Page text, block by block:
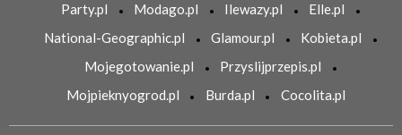
Party.pl
Modago.pl Ilewazy.pl
Elle.pl
National-Geographic.pl
Glamour.pl
Kobieta.pl
Mojegotowanie.pl
Przyslijprzepis.pl
Mojpieknyogrod.pl
Burda.pl Cocolita.pl